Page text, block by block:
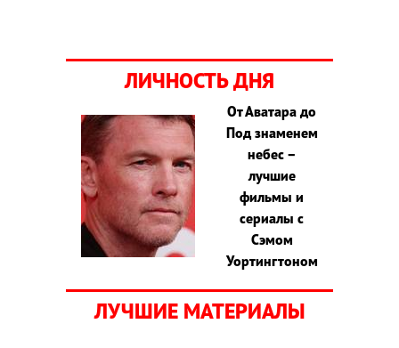
ЛИЧНОСТЬ ДНЯ
От Аватара до
Под знаменем
небес –
лучшие
фильмы и
сериалы с
Сэмом
Уортингтоном
ЛУЧШИЕ МАТЕРИАЛЫ